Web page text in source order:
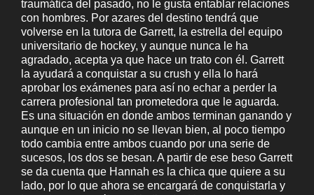
traumática del pasado, no le gusta entablar relaciones
con hombres. Por azares del destino tendrá que
volverse en la tutora de Garrett, la estrella del equipo
universitario de hockey, y aunque nunca le ha
agradado, acepta ya que hace un trato con él. Garrett
la ayudará a conquistar a su crush y ella lo hará
aprobar los exámenes para así no echar a perder la
carrera profesional tan prometedora que le aguarda.
Es una situación en donde ambos terminan ganando y
aunque en un inicio no se llevan bien, al poco tiempo
todo cambia entre ambos cuando por una serie de
sucesos, los dos se besan. A partir de ese beso Garrett
se da cuenta que Hannah es la chica que quiere a su
lado, por lo que ahora se encargará de conquistarla y